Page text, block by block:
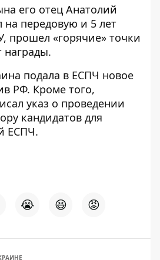
его отец Анатолий
передовую и 5 лет
прошел «горячие» точки
награды.
подала в ЕСПЧ новое
РФ. Кроме того,
указ о проведении
кандидатов для
ЕСПЧ.
😭 😆 😡